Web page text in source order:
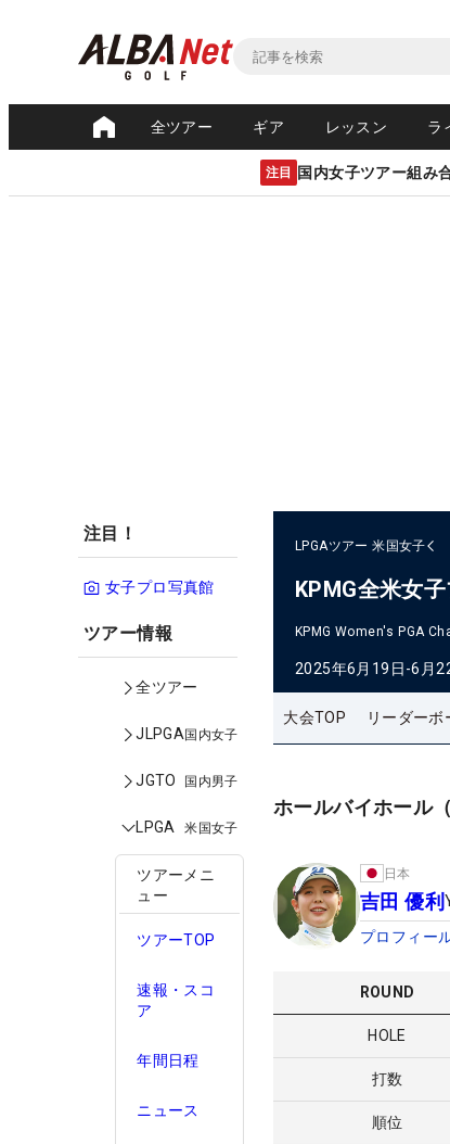
全ツアー ギア レッスン ラ
注目 国内女子ツアー組み
注目！
女子プロ写真館
ツアー情報
全ツアー
JLPGA国内女子
JGTO 国内男子
LPGA 米国女子
ツアーメニ
ュー
ツアーTOP
速報・スコ
ア
年間日程
ニュース
LPGAツアー 米国女子
KPMG全米女
KPMG Women's PGA
2025年6月19日-6月
大会TOP リーダーボ
ホールバイホール
日本
吉田 優利
プロフィー
ROUND
HOLE
打数
順位